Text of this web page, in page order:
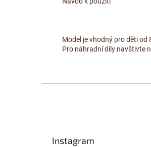
Model je vhodný pro děti od
Pro náhradní díly navštivte
Instagram